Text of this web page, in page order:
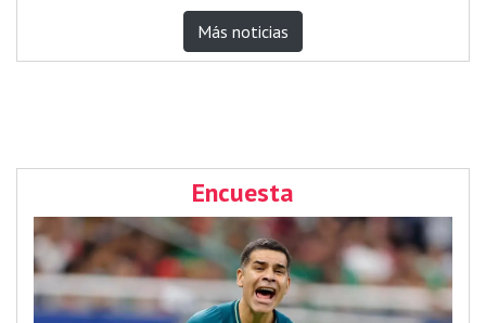
Más noticias
Encuesta